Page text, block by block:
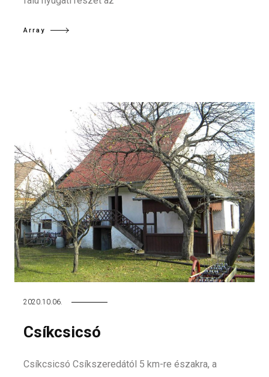
Array
2020.10.06.
Csíkcsicsó
Csíkcsicsó Csíkszeredától 5 km-re északra, a